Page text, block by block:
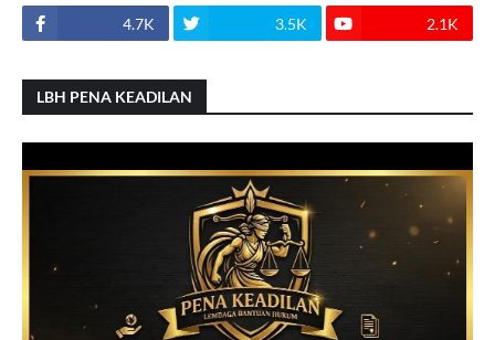
4.7K 3.5K 2.1K
LBH PENA KEADILAN